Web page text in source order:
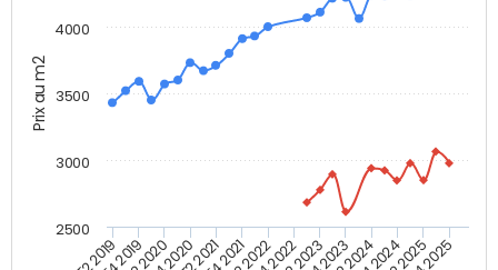
Prix au m2
T2 2019T4 2019T2 2020T2 2021T4 2021T2 2022T2 2023 T2 2025
2500
3000
3500
4000